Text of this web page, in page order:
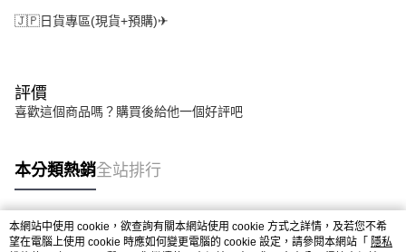
🇯🇵日貨專區(現貨+預購)✈
評價
喜歡這個商品嗎？購買後給他一個好評吧
本分類熱銷全站排行
熱門標籤
本網站中使用 cookie，欲查詢有關本網站使用 cookie 方式之詳情，及若您不希
望在電腦上使用 cookie 時應如何變更電腦的 cookie 設定，請參閱本網站「 隱私